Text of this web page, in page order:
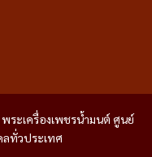
พระเครื่องเพชรน้ำมนต์ ศูนย์
ลทั่วประเทศ